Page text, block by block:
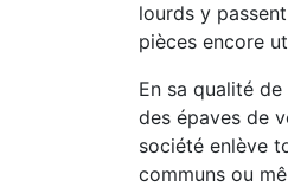
lourds y
pièces encore
En sa qualité
des épaves de
société enlève
communs ou